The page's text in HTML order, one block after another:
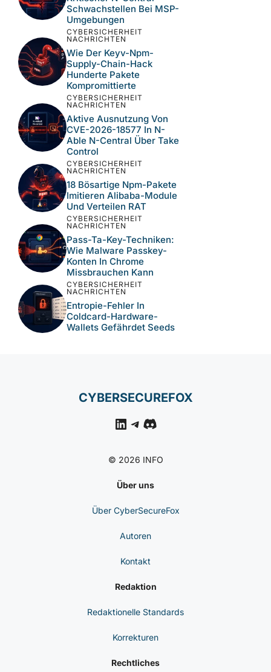
Diese Website verwendet Akismet, um Spam
zu reduzieren.Erfahre, wie deine
Kommentardaten verarbeitet werden.
NEUESTE BEITRÄGE
CYBERSICHERHEIT
NACHRICHTEN
Aktive Ausnutzung
Kritischer N-Central-
Schwachstellen Bei MSP-
Umgebungen
CYBERSICHERHEIT
NACHRICHTEN
Wie Der Keyv-Npm-
Supply-Chain-Hack
Hunderte Pakete
Kompromittierte
CYBERSICHERHEIT
NACHRICHTEN
Aktive Ausnutzung Von
CVE-2026-18577 In N-
Able N-Central Über Take
Control
CYBERSICHERHEIT
NACHRICHTEN
Pass-Ta-Key-Techniken:
Wie Malware Passkey-
Konten In Chrome
NACHRICHTEN
Coldcard-Hardware-
CYBERSECUREFOX
LinkedIn
Telegram
Discord